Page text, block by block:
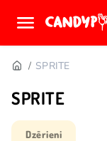
SPRITE
SPRITE
Dzērieni